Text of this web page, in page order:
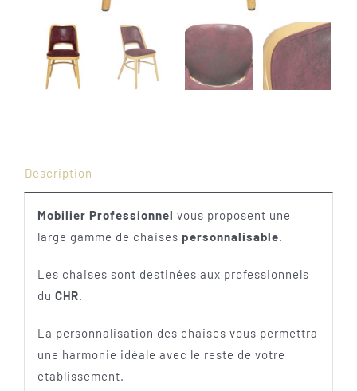
Description
Mobilier Professionnel vous proposent une
large gamme de chaises personnalisable.
Les chaises sont destinées aux professionnels
du CHR.
La personnalisation des chaises vous permettra
une harmonie idéale avec le reste de votre
établissement.